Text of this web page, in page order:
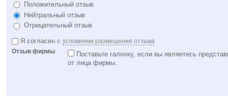
Положительный отзыв
Нейтральный отзыв
Отрицательный отзыв
Я согласен с условиями размещения отзыва
Отзыв фирмы
Поставьте галочку, если вы являетесь
от лица фирмы.